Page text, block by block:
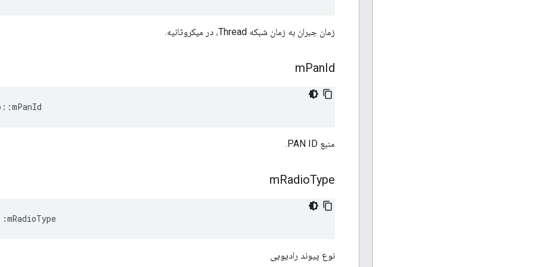
زمان جبران به زمان شبکه Thread، در میکروثانیه.
mPanId
::mPanId
منبع PAN ID.
mRadioType
mRadioType
نوع پیوند رادیویی